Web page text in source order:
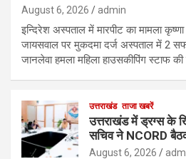
August 6, 2026 admin
इन्दिरेश अस्पताल में मारपीट का मामला
जायसवाल पर मुकदमा दर्ज अस्पताल में 2
जानलेवा हमला महिला हाउसकीपिंग स्टाफ की
उत्तराखंड ताजा खबरें
उत्तराखंड में ड्रग्स के
सचिव ने NCORD
August 6, 2026